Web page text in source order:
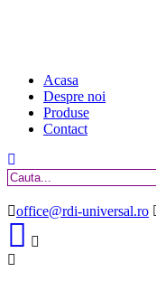
Acasa
Despre noi
Produse
Contact
office@rdi-universal.ro